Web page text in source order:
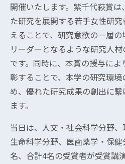
開催いたします。紫千代萩賞
た研究を展開する若手女性研
えることで、研究意欲の一層
リーダーとなるような研究人
です。同時に、本賞の授与に
彰することで、本学の研究環
め、優れた研究成果の創出に
ます。
当日は、人文・社会科学分野
生命科学分野、医歯薬学・保
名、合計4名の受賞者が受賞講